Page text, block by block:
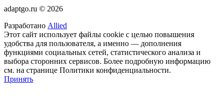
adaptgo.ru © 2026
Разработано Allied
Этот сайт использует файлы cookie с целью повышения
удобства для пользователя, а именно — дополнения
функциями социальных сетей, статистического анализа и
выбора сторонних сервисов. Более подробную информацию
см. на странице Политики конфиденциальности.
Принять